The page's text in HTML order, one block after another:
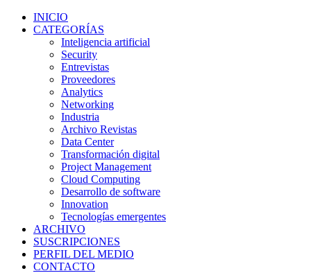
INICIO
CATEGORÍAS
Inteligencia artificial
Security
Entrevistas
Proveedores
Analytics
Networking
Industria
Archivo Revistas
Data Center
Transformación digital
Project Management
Cloud Computing
Desarrollo de software
Innovation
Tecnologías emergentes
ARCHIVO
SUSCRIPCIONES
PERFIL DEL MEDIO
CONTACTO